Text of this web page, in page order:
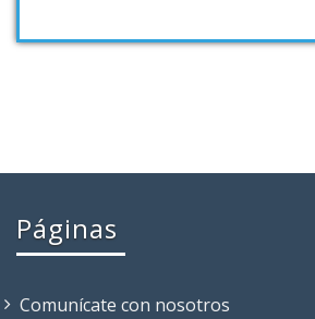
Páginas
Comunícate con nosotros